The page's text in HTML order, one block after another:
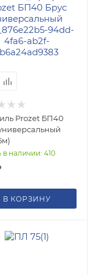
Prozet БП40
в наличии: 410
В КОРЗИНУ